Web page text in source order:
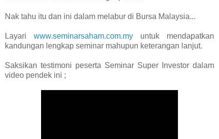
Nak tahu itu dan ini dalam melabur di Bursa Malaysia...
Layari www.seminarsaham.com.my untuk mendapatkan
kandungan lengkap seminar mahupun keterangan lanjut.
Saksikan testimoni peserta Seminar Super Investor dalam
video pendek ini ;